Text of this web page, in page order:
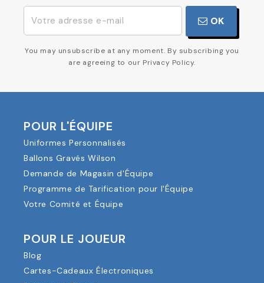
OK
You may unsubscribe at any moment. By subscribing you
are agreeing to our Privacy Policy.
POUR L'ÉQUIPE
Uniformes Personnalisés
Ballons Gravés Wilson
Demande de Magasin d'Équipe
Programme de Tarification pour l'Équipe
Votre Comité et Équipe
POUR LE JOUEUR
Blog
Cartes-Cadeaux Électroniques